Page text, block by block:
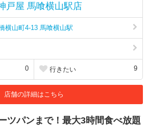
戸屋 馬喰横山駅店
横山町4-13 馬喰横山駅
0 行きたい 9
店舗の詳細はこちら
ツパンまで！最大3時間食べ放題